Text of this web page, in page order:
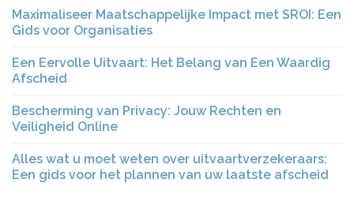
Maximaliseer Maatschappelijke Impact met SROI: Een
Gids voor Organisaties
Een Eervolle Uitvaart: Het Belang van Een Waardig
Afscheid
Bescherming van Privacy: Jouw Rechten en
Veiligheid Online
Alles wat u moet weten over uitvaartverzekeraars:
Een gids voor het plannen van uw laatste afscheid